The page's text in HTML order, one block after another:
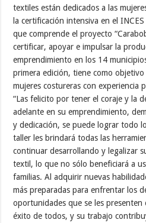
textiles están dedicados a las
la certificación intensiva en el
que comprende el proyecto
certificar, apoyar e impulsar la
emprendimiento en los 14
primera edición, tiene como
mujeres costureras con experiencia
“Las felicito por tener el coraje y la
adelante en su emprendimiento,
y dedicación, se puede lograr todo
taller les brindará todas las
continuar desarrollando y legalizar
textil, lo que no sólo beneficiará a
familias. Al adquirir nuevas
más preparadas para enfrentar los
oportunidades que se les
éxito de todos, y su trabajo